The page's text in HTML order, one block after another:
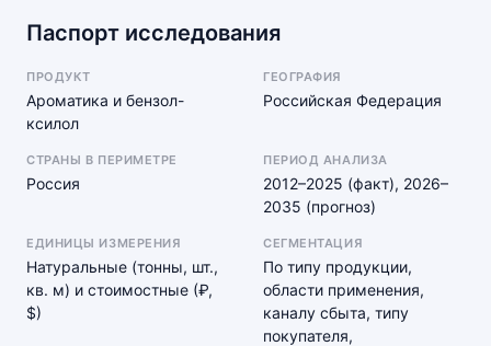
Паспорт исследования
ПРОДУКТ
Ароматика и бензол-
ксилол
ГЕОГРАФИЯ
Российская Федерация
СТРАНЫ В ПЕРИМЕТРЕ
Россия
ПЕРИОД АНАЛИЗА
2012–2025 (факт), 2026–
2035 (прогноз)
ЕДИНИЦЫ ИЗМЕРЕНИЯ
Натуральные (тонны, шт.,
кв. м) и стоимостные (₽,
$)
СЕГМЕНТАЦИЯ
По типу продукции,
области применения,
каналу сбыта, типу
покупателя,